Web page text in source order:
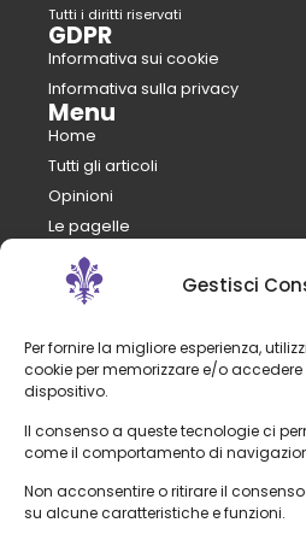
Gestisci
Per fornire la migliore esperienza,
cookie per memorizzare e/o
dispositivo.
Il consenso a queste tecnologie ci
come il comportamento di
Non acconsentire o ritirare il
su alcune caratteristiche e funzioni.
Tutti i diritti riservati
GDPR
Informativa sui cookie
Informativa sulla privacy
Menu
Home
Tutti gli articoli
Opinioni
Le pagelle
Numeri
Analisi
Calcio e pepe
FantaViola
Organigramma
Rosa